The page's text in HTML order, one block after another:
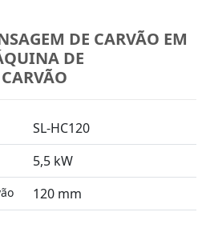
DE CARVÃO EM
DE
SL-HC120
5,5 kW
120 mm